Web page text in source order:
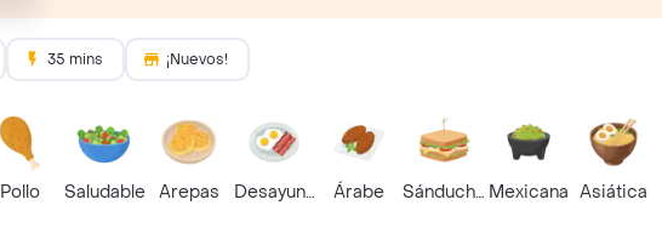
35 mins ¡Nuevos!
Pollo Saludable Arepas Desayunos Árabe SánduchesMexicana Asiática